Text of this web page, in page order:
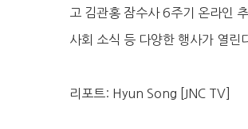
고 김관홍 잠수사 6주기 온라인
사회 소식 등 다양한 행사가 열린
리포트: Hyun Song [JNC TV]